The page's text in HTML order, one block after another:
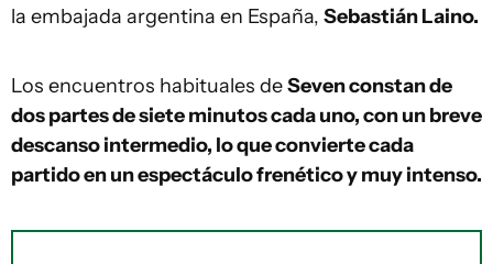
la embajada argentina en España, Sebastián Laino.
Los encuentros habituales deSeven constan de
dos partes de siete minutos cada uno, con un breve
descanso intermedio, lo que convierte cada
partido en un espectáculo frenético y muy intenso.